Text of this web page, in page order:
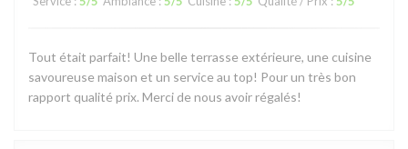
Tout était parfait! Une belle terrasse extérieure, une cuisine
savoureuse maison et un service au top! Pour un très bon
rapport qualité prix. Merci de nous avoir régalés!